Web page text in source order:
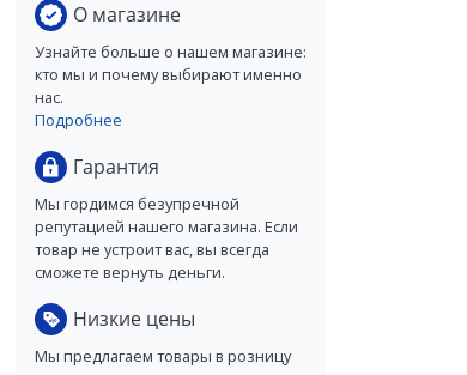
О магазине
Узнайте больше о нашем магазине:
кто мы и почему выбирают именно
нас.
Подробнее
Гарантия
Мы гордимся безупречной
репутацией нашего магазина. Если
товар не устроит вас, вы всегда
сможете вернуть деньги.
Низкие цены
Мы предлагаем товары в розницу